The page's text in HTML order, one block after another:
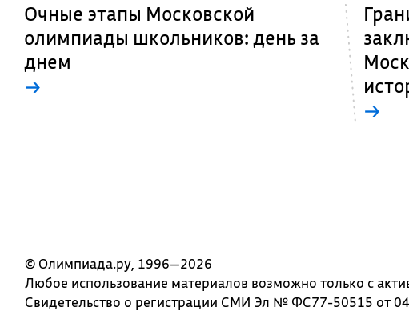
Очные этапы Московской
олимпиады школьников: день за
днем
→
→
© Олимпиада.ру, 1996—2026
Любое использование материалов возможно только с
Свидетельство о регистрации СМИ Эл № ФС77-50515 от